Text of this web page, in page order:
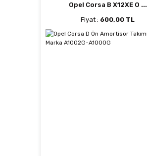
Opel Corsa B X12XE O ...
Fiyat : 600,00 TL